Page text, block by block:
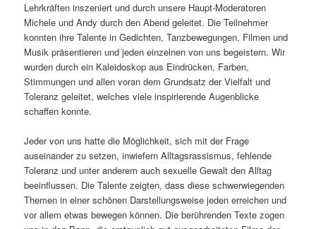
Lehrkräften inszeniert und durch unsere Haupt-Moderatoren
Michele und Andy durch den Abend geleitet. Die Teilnehmer
konnten ihre Talente in Gedichten, Tanzbewegungen, Filmen und
Musik präsentieren und jeden einzelnen von uns begeistern. Wir
wurden durch ein Kaleidoskop aus Eindrücken, Farben,
Stimmungen und allen voran dem Grundsatz der Vielfalt und
Toleranz geleitet, welches viele inspirierende Augenblicke
schaffen konnte.
Jeder von uns hatte die Möglichkeit, sich mit der Frage
auseinander zu setzen, inwiefern Alltagsrassismus, fehlende
Toleranz und unter anderem auch sexuelle Gewalt den Alltag
beeinflussen. Die Talente zeigten, dass diese schwerwiegenden
Themen in einer schönen Darstellungsweise jeden erreichen und
vor allem etwas bewegen können. Die berührenden Texte zogen